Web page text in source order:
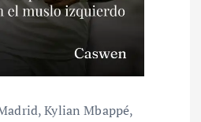
Kylian Mbappé,